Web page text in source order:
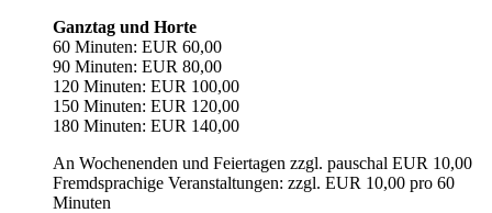
Ganztag und Horte
60 Minuten: EUR 60,00
90 Minuten: EUR 80,00
120 Minuten: EUR 100,00
150 Minuten: EUR 120,00
180 Minuten: EUR 140,00
An Wochenenden und Feiertagen zzgl. pauschal EUR 10,00
Fremdsprachige Veranstaltungen: zzgl. EUR 10,00 pro 60
Minuten